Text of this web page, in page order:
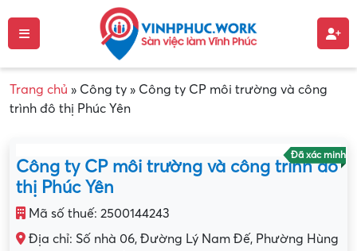
Trang chủ » Công ty » Công ty CP môi trường và công
trình đô thị Phúc Yên
Đã xác minh
Công ty CP môi trường và công trình đô
thị Phúc Yên
Mã số thuế: 2500144243
Địa chỉ: Số nhà 06, Đường Lý Nam Đế, Phường Hùng